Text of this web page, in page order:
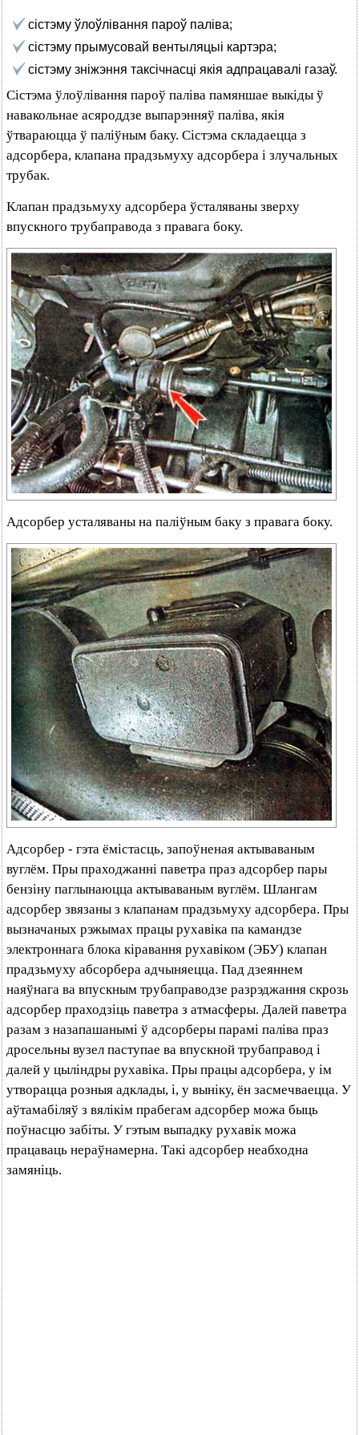
сістэму ўлоўлівання пароў паліва;
сістэму прымусовай вентыляцыі картэра;
сістэму зніжэння таксічнасці якія адпрацавалі газаў.
Сістэма ўлоўлівання пароў паліва памяншае выкіды ў
навакольнае асяроддзе выпарэнняў паліва, якія
ўтвараюцца ў паліўным баку. Сістэма складаецца з
адсорбера, клапана прадзьмуху адсорбера і злучальных
трубак.
Клапан прадзьмуху адсорбера ўсталяваны зверху
впускного трубаправода з правага боку.
Адсорбер усталяваны на паліўным баку з правага боку.
Адсорбер - гэта ёмістасць, запоўненая актываваным
вуглём. Пры праходжанні паветра праз адсорбер пары
бензіну паглынаюцца актываваным вуглём. Шлангам
адсорбер звязаны з клапанам прадзьмуху адсорбера. Пры
вызначаных рэжымах працы рухавіка па камандзе
электроннага блока кіравання рухавіком (ЭБУ) клапан
прадзьмуху абсорбера адчыняецца. Пад дзеяннем
наяўнага ва впускным трубаправодзе разрэджання скрозь
адсорбер праходзіць паветра з атмасферы. Далей паветра
разам з назапашанымі ў адсорберы парамі паліва праз
дросельны вузел паступае ва впускной трубаправод і
далей у цыліндры рухавіка. Пры працы адсорбера, у ім
утворацца розныя адклады, і, у выніку, ён засмечваецца. У
аўтамабіляў з вялікім прабегам адсорбер можа быць
поўнасцю забіты. У гэтым выпадку рухавік можа
працаваць нераўнамерна. Такі адсорбер неабходна
замяніць.